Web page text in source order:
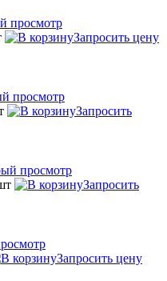
просмотр
Запросить цену
просмотр
Запросить
просмотр
Запросить
Запросить цену